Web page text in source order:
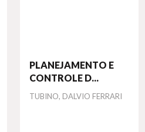
PLANEJAMENTO E
CONTROLE D...
Autor
TUBINO, DALVIO FERRARI